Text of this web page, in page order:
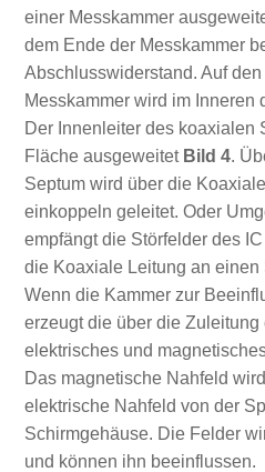
einer Messkammer
dem Ende der Messkammer
Abschlusswiderstand. Auf
Messkammer wird im Inneren
Der Innenleiter des koaxialen
Fläche ausgeweitet Bild 4.
Septum wird über die
einkoppeln geleitet. Oder
empfängt die Störfelder des
die Koaxiale Leitung an einen
Wenn die Kammer zur
erzeugt die über die
elektrisches und
Das magnetische Nahfeld
elektrische Nahfeld von der
Schirmgehäuse. Die Felder
und können ihn beeinflussen.